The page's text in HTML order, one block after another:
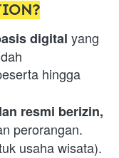
digital yang
hingga
resmi berizin,
perorangan.
usaha wisata).